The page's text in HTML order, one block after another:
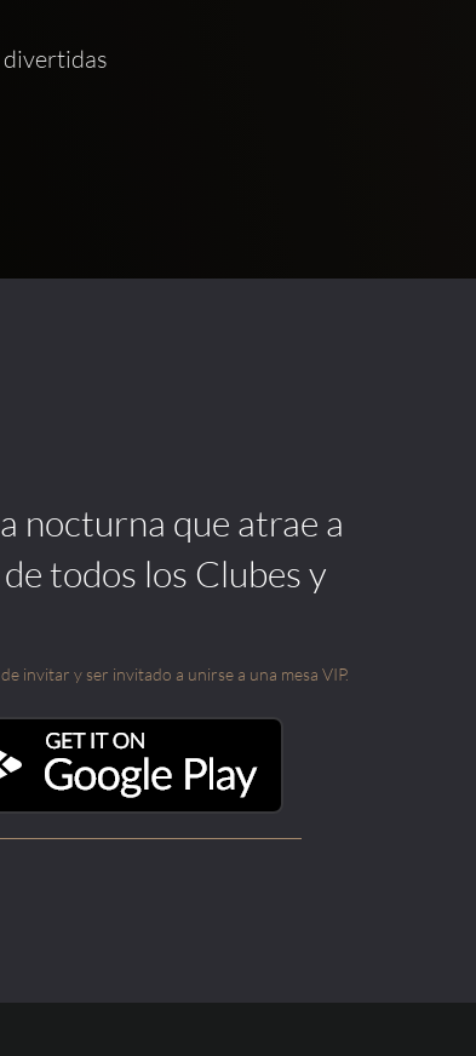
divertidas
nocturna que atrae a
todos los Clubes y
invitar y ser invitado a unirse a una mesa VIP.